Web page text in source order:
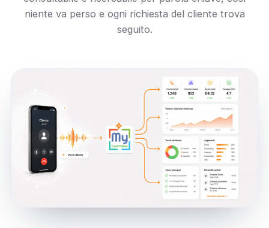
niente va perso e ogni richiesta del cliente trova
seguito.